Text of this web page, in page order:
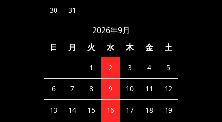
30 31
2026年9月
日
月 火 水 木 金 土
1 2 3 4 5
6 7 8 9 10 11 12
13 14 15 16 17 18 19